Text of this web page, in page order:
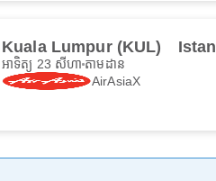
Kuala Lumpur (KUL)
អាទិត្យ 23 សីហា តាមដាន
AirAsiaX